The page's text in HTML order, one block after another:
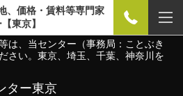
、価格・賃料等専門家
東京】
は、当センター（事務局：ことぶき
さい。東京、埼玉、千葉、神奈川を
ター東京